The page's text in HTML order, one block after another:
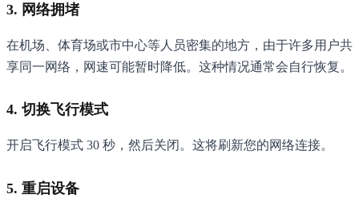
3. 网络拥堵
在机场、体育场或市中心等人员密集的地方，由于许多用户共
享同一网络，网速可能暂时降低。这种情况通常会自行恢复。
4. 切换飞行模式
开启飞行模式 30 秒，然后关闭。这将刷新您的网络连接。
5. 重启设备